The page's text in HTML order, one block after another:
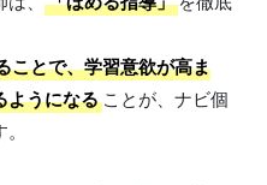
ことで、学習意欲が高ま
ようになることが、ナビ個